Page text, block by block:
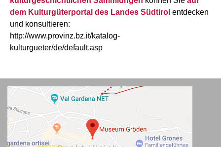
dem Kulturgüterportal des Landes Südtirol entdecken
und konsultieren:
http://www.provinz.bz.it/katalog-
kulturgueter/de/default.asp